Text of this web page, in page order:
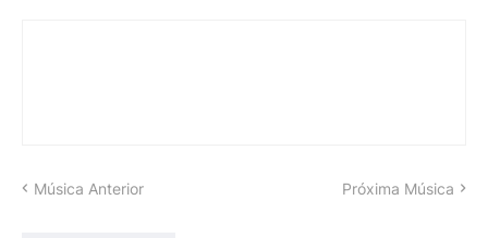
Música Anterior Próxima Música